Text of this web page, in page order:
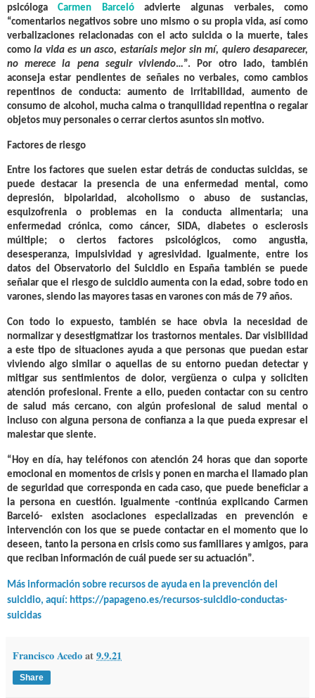
psicólogaCarmen Barceló
advierte algunas verbales, como
“comentarios negativos sobre uno mismo o su propia vida, así como
verbalizaciones relacionadas con el acto suicida o la muerte, tales
comola vida es un asco, estaríais mejor sin mí, quiero desaparecer,
no merece la pena seguir viviendo…”. Por otro lado, también
aconseja estar pendientes de señales no verbales, como cambios
repentinos de conducta: aumento de irritabilidad, aumento de
consumo de alcohol, mucha calma o tranquilidad repentina o regalar
objetos muy personales o cerrar ciertos asuntos sin motivo.
Factores de riesgo
Entre los factores que suelen estar detrás de conductas suicidas, se
puede destacar la presencia de unaenfermedad mental, como
depresión, bipolaridad, alcoholismo o abuso de sustancias,
esquizofrenia o problemas en la conducta alimentaria; una
enfermedad crónica, como cáncer, SIDA, diabetes o esclerosis
múltiple; o ciertos factores psicológicos, como angustia,
desesperanza, impulsividad y agresividad. Igualmente, entre los
datos del Observatorio del Suicidio en España también se puede
señalar que el riesgo de suicidio aumenta con la edad, sobre todo en
varones, siendo las mayores tasas en varones con más de 79 años.
Con todo lo expuesto, también se hace obvia la necesidad de
normalizar y desestigmatizar los trastornos mentales. Dar visibilidad
a este tipo de situaciones ayuda a que personas que puedan estar
viviendo algo similar o aquellas de su entorno puedan detectar y
mitigar sus sentimientos de dolor, vergüenza o culpa y soliciten
atención profesional. Frente a ello, pueden contactar con su centro
de salud más cercano, con algún profesional de salud mental o
incluso con alguna persona de confianza a la que pueda expresar el
malestar que siente.
“Hoy en día, hay teléfonos con atención 24 horas que dan soporte
emocional en momentos de crisis y ponen en marcha el llamado plan
de seguridad que corresponda en cada caso, que puede beneficiar a
la persona en cuestión. Igualmente -continúa explicando Carmen
Barceló- existen asociaciones especializadas en prevención e
intervención con los que se puede contactar en el momento que lo
deseen, tanto la persona en crisis como sus familiares y amigos, para
que reciban información de cuál puede ser su actuación”.
Más información sobre recursos de ayuda en la prevención del
suicidio, aquí: https://papageno.es/recursos-suicidio-conductas-
suicidas
Francisco Acedoat9.9.21
Share